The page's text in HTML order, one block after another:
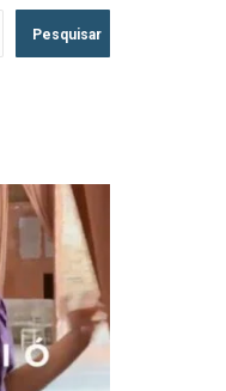
Pesquisar